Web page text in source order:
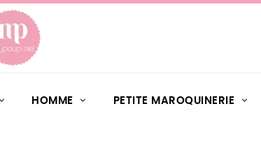
HOMME PETITE MAROQUINERIE